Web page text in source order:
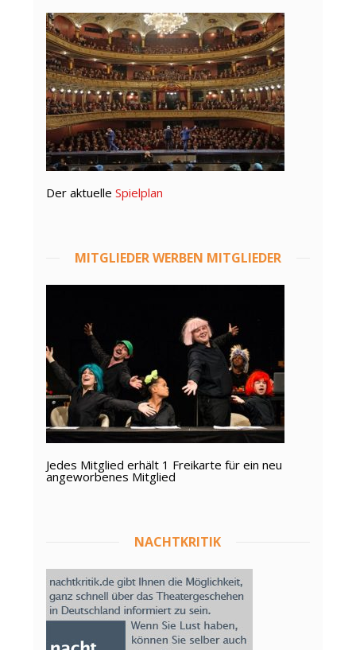
Der aktuelle Spielplan
MITGLIEDER WERBEN MITGLIEDER
Jedes Mitglied erhält 1 Freikarte für ein neu
angeworbenes Mitglied
NACHTKRITIK